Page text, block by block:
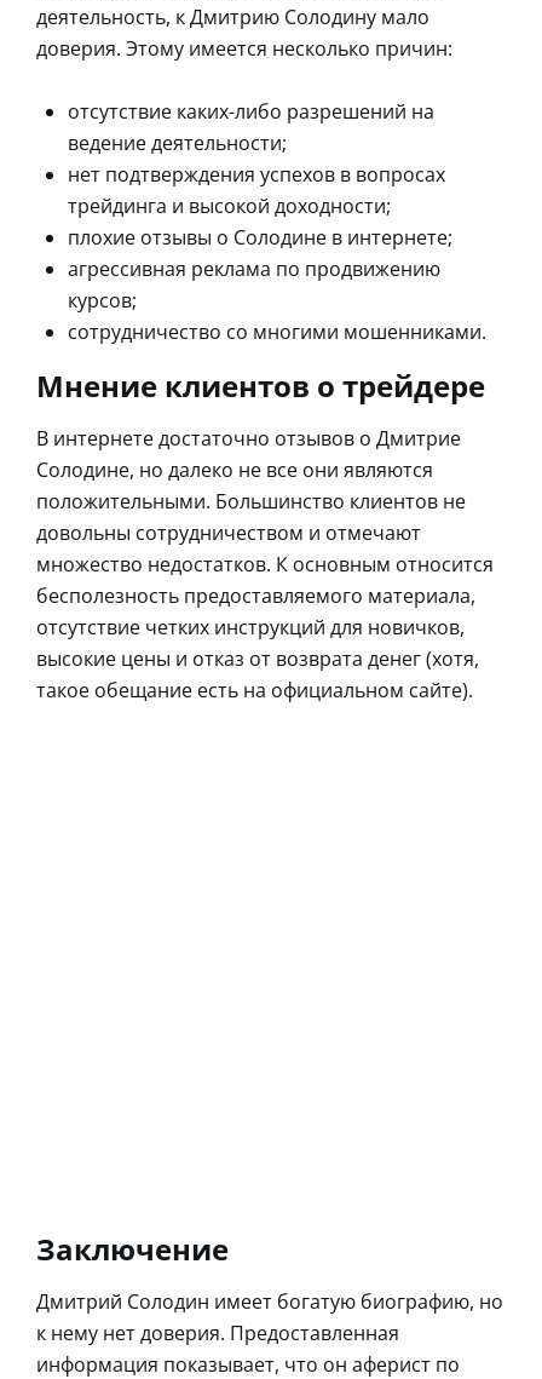
деятельность, к Дмитрию Солодину мало
доверия. Этому имеется несколько причин:
отсутствие каких-либо разрешений на
ведение деятельности;
нет подтверждения успехов в вопросах
трейдинга и высокой доходности;
плохие отзывы о Солодине в интернете;
агрессивная реклама по продвижению
курсов;
сотрудничество со многими мошенниками.
Мнение клиентов о трейдере
В интернете достаточно отзывов о Дмитрие
Солодине, но далеко не все они являются
положительными. Большинство клиентов не
довольны сотрудничеством и отмечают
множество недостатков. К основным относится
бесполезность предоставляемого материала,
отсутствие четких инструкций для новичков,
высокие цены и отказ от возврата денег (хотя,
такое обещание есть на официальном сайте).
Заключение
Дмитрий Солодин имеет богатую биографию, но
к нему нет доверия. Предоставленная
информация показывает, что он аферист по